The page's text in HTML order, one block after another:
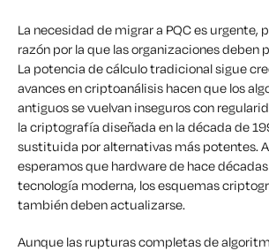
La necesidad de migrar a PQC es urgente,
razón por la que las organizaciones deben
La potencia de cálculo tradicional sigue
avances en criptoanálisis hacen que los
antiguos se vuelvan inseguros con
la criptografía diseñada en la década de
sustituida por alternativas más potentes.
esperamos que hardware de hace
tecnología moderna, los esquemas
también deben actualizarse.
Aunque las rupturas completas de